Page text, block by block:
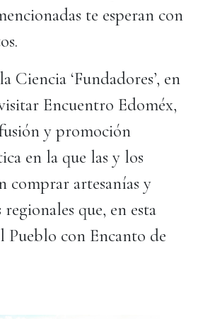
te esperan con
Ciencia ‘Fundadores’, en
Encuentro Edoméx,
y promoción
en la que las y los
comprar artesanías y
que, en esta
Pueblo con Encanto de